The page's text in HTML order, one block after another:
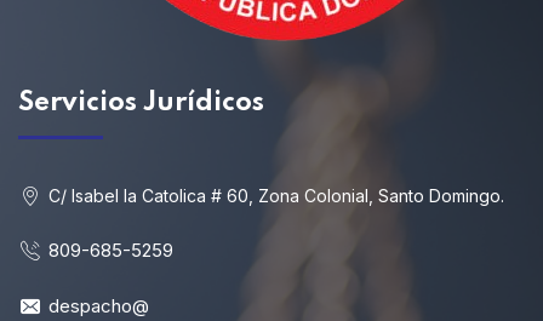
Servicios Jurídicos
C/ Isabel la Catolica # 60, Zona Colonial, Santo Domingo.
809-685-5259
despacho@